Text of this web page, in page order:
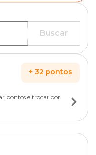
Buscar
+ 32 pontos
pontos e trocar por